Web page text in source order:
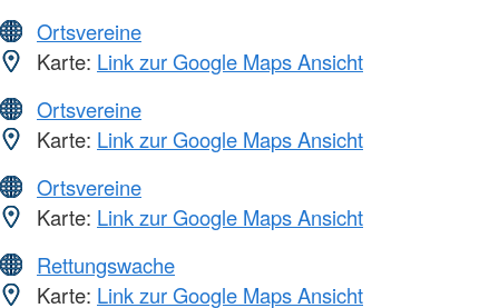
Ortsvereine
Karte: Link zur Google Maps Ansicht
Ortsvereine
Karte: Link zur Google Maps Ansicht
Ortsvereine
Karte: Link zur Google Maps Ansicht
Rettungswache
Karte: Link zur Google Maps Ansicht